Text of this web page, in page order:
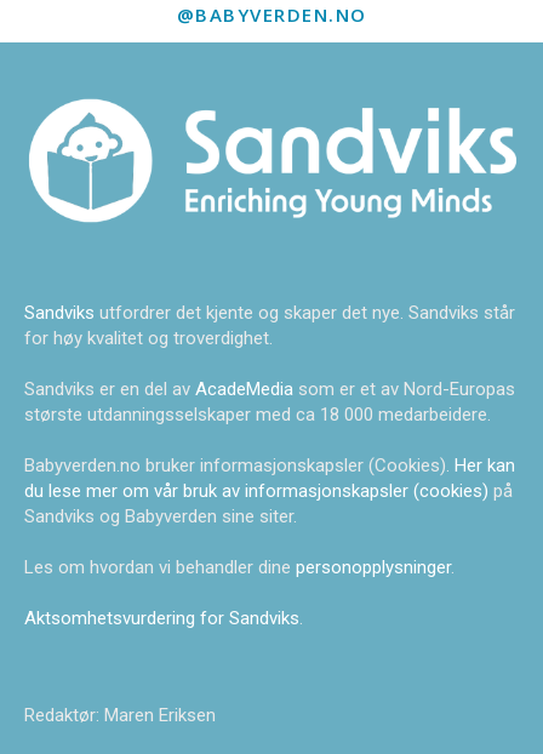
@BABYVERDEN.NO
Sandviks utfordrer det kjente og skaper det nye. Sandviks står
for høy kvalitet og troverdighet.
Sandviks er en del av AcadeMedia som er et av Nord-Europas
største utdanningsselskaper med ca 18 000 medarbeidere.
Babyverden.no bruker informasjonskapsler (Cookies). Her kan
du lese mer om vår bruk av informasjonskapsler (cookies) på
Sandviks og Babyverden sine siter.
Les om hvordan vi behandler dine personopplysninger.
Aktsomhetsvurdering for Sandviks.
Redaktør: Maren Eriksen